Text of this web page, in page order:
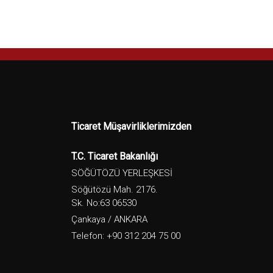
Ticaret Müşavirliklerimizden
T.C. Ticaret Bakanlığı
SÖĞÜTÖZÜ YERLEŞKESİ
Söğütözü Mah. 2176.
Sk. No:63 06530
Çankaya / ANKARA
Telefon: +90 312 204 75 00